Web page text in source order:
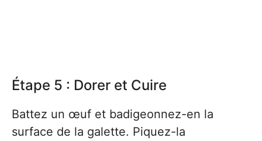
Étape 5 : Dorer et Cuire
Battez un œuf et badigeonnez-en la
surface de la galette. Piquez-la